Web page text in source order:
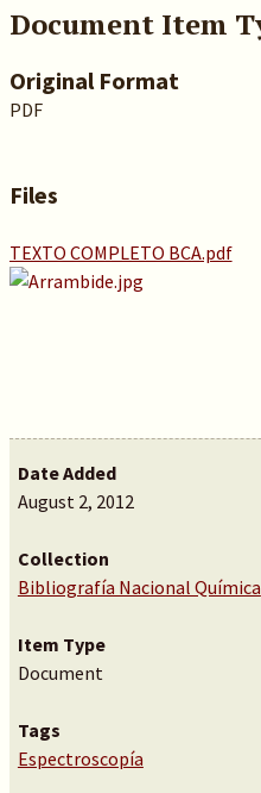
Document Item
Original Format
PDF
Files
TEXTO COMPLETO BCA.pdf
Date Added
August 2, 2012
Collection
Bibliografía Nacional Química
Item Type
Document
Tags
Espectroscopía